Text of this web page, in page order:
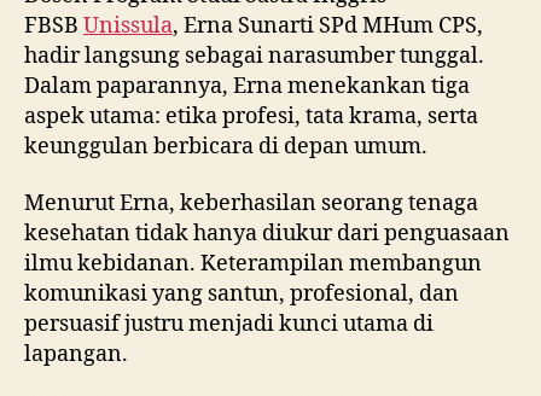
FBSB Unissula, Erna Sunarti SPd MHum CPS,
hadir langsung sebagai narasumber tunggal.
Dalam paparannya, Erna menekankan tiga
aspek utama: etika profesi, tata krama, serta
keunggulan berbicara di depan umum.
Menurut Erna, keberhasilan seorang tenaga
kesehatan tidak hanya diukur dari penguasaan
ilmu kebidanan. Keterampilan membangun
komunikasi yang santun, profesional, dan
persuasif justru menjadi kunci utama di
lapangan.